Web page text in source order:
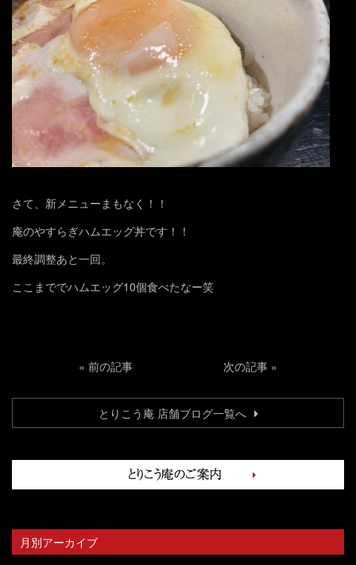
さて、新メニューまもなく！！
庵のやすらぎハムエッグ丼です！！
最終調整あと一回。
ここまででハムエッグ10個食べたなー笑
« 前の記事 次の記事 »
とりこう庵 店舗ブログ一覧へ
月別アーカイブ